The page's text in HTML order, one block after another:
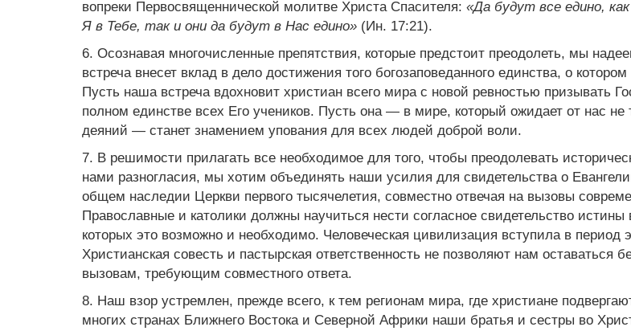
вопреки Первосвященнической молитве Христа Спасителя: «Да будут все едино,
Я в Тебе, так и они да будут в Нас едино» (Ин. 17:21).
6. Осознавая многочисленные препятствия, которые предстоит преодолеть, мы
встреча внесет вклад в дело достижения того богозаповеданного единства, о
Пусть наша встреча вдохновит христиан всего мира с новой ревностью призывать
полном единстве всех Его учеников. Пусть она — в мире, который ожидает от нас не
деяний — станет знамением упования для всех людей доброй воли.
7. В решимости прилагать все необходимое для того, чтобы преодолевать
нами разногласия, мы хотим объединять наши усилия для свидетельства о
общем наследии Церкви первого тысячелетия, совместно отвечая на вызовы
Православные и католики должны научиться нести согласное свидетельство истины
которых это возможно и необходимо. Человеческая цивилизация вступила в период
Христианская совесть и пастырская ответственность не позволяют нам оставаться
вызовам, требующим совместного ответа.
8. Наш взор устремлен, прежде всего, к тем регионам мира, где христиане
многих странах Ближнего Востока и Северной Африки наши братья и сестры во